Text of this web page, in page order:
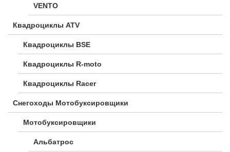
VENTO
Квадроциклы ATV
Квадроциклы BSE
Квадроциклы R-moto
Квадроциклы Racer
Снегоходы Мотобуксировщики
Мотобуксировщики
Альбатрос